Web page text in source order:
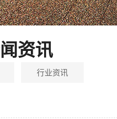
资讯
行业资讯